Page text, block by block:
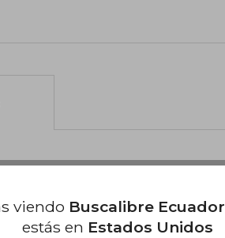
viendo Buscalibre Ecuador
estás en Estados Unidos